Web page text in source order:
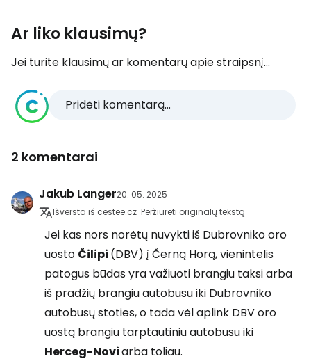
Ar liko klausimų?
Jei turite klausimų ar komentarų apie straipsnį...
Pridėti komentarą...
2 komentarai
Jakub Langer20. 05. 2025
Išversta iš cestee.cz Peržiūrėti originalų tekstą
Jei kas nors norėtų nuvykti iš Dubrovniko oro
uosto Čilipi (DBV) į Černą Horą, vienintelis
patogus būdas yra važiuoti brangiu taksi arba
iš pradžių brangiu autobusu iki Dubrovniko
autobusų stoties, o tada vėl aplink DBV oro
uostą brangiu tarptautiniu autobusu iki
Herceg-Noviarba toliau.